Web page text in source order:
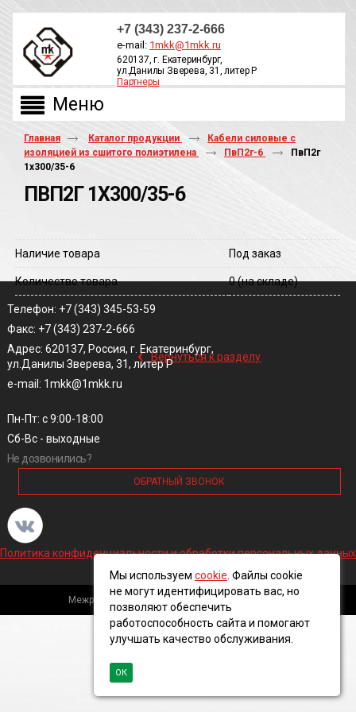
+7 (343) 237-2-666
e-mail: 1mkk@1mkk.ru
620137, г. Екатеринбург,
ул.Данилы Зверева, 31, литер Р
Партнеры
Главная Каталог продукции
Кабели силовые с
изоляцией из сшитого полиэтилена
ПвП2г-6
ПвП2г
1х300/35-6
ПВП2Г 1Х300/35-6
Наличие товара Под заказ
Количество товара 0(на складе)
‹ Вернуться к разделу
Телефон: +7 (343) 345-53-59
Факс: +7 (343) 237-2-666
Адрес: 620137, Россия, г. Екатеринбург,
ул.Данилы Зверева, 31, литер Р
e-mail: 1mkk@1mkk.ru
Пн-Пт: с 9:00-18:00
Сб-Вс - выходные
Не дозвонились?
ОБРАТНЫЙ ЗВОНОК
Политика конфиденциальности и обработки персональных данных
Межрегиональная кабельная компания, 2016 ©
Мы используем cookie . Файлы cookie
не могут идентифицировать вас, но
позволяют обеспечить
работоспособность сайта и помогают
улучшать качество обслуживания.
ОК